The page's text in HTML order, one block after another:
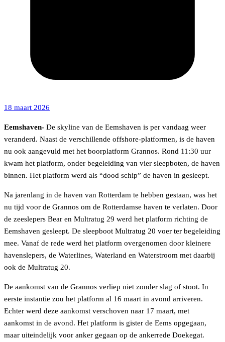
18 maart 2026
Eemshaven- De skyline van de Eemshaven is per vandaag weer
veranderd. Naast de verschillende offshore-platformen, is de haven
nu ook aangevuld met het boorplatform Grannos. Rond 11:30 uur
kwam het platform, onder begeleiding van vier sleepboten, de haven
binnen. Het platform werd als “dood schip” de haven in gesleept.
Na jarenlang in de haven van Rotterdam te hebben gestaan, was het
nu tijd voor de Grannos om de Rotterdamse haven te verlaten. Door
de zeeslepers Bear en Multratug 29 werd het platform richting de
Eemshaven gesleept. De sleepboot Multratug 20 voer ter begeleiding
mee. Vanaf de rede werd het platform overgenomen door kleinere
havenslepers, de Waterlines, Waterland en Waterstroom met daarbij
ook de Multratug 20.
De aankomst van de Grannos verliep niet zonder slag of stoot. In
eerste instantie zou het platform al 16 maart in avond arriveren.
Echter werd deze aankomst verschoven naar 17 maart, met
aankomst in de avond. Het platform is gister de Eems opgegaan,
maar uiteindelijk voor anker gegaan op de ankerrede Doekegat.